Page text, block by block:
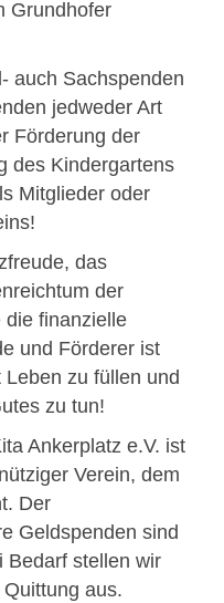
Grundhofer
auch Sachspenden
jedweder Art
Förderung der
des Kindergartens
Mitglieder oder
das
der
die finanzielle
und Förderer ist
zu füllen und
zu tun!
Ankerplatz e.V. ist
Verein, dem
Der
Geldspenden sind
Bedarf stellen wir
aus.